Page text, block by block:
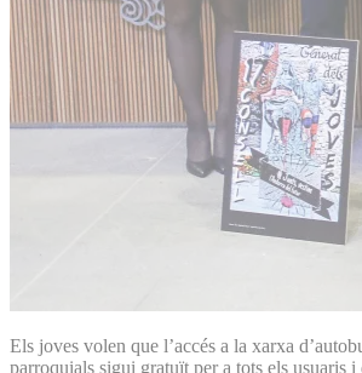
Els joves volen que l’accés a la xarxa
parroquials sigui gratuït per a tots els usuaris i